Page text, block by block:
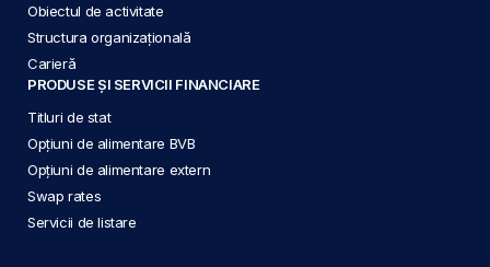
Obiectul de activitate
Structura organizațională
Carieră
PRODUSE ȘI SERVICII FINANCIARE
Titluri de stat
Opțiuni de alimentare BVB
Opțiuni de alimentare extern
Swap rates
Servicii de listare